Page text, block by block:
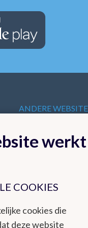
ANDERE
KMI in Dourbes
Radar
Climate Dynamics
COOKIES
cookies die
deze website